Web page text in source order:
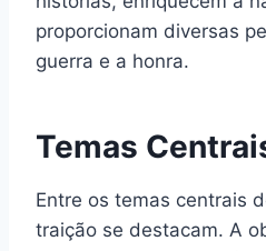
proporcionam diversas
guerra e a honra.
Temas
Entre os temas centrais
traição se destacam. A